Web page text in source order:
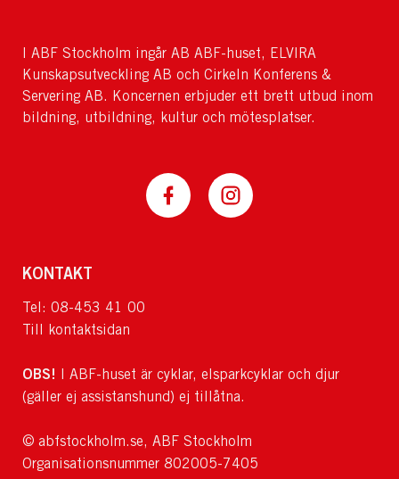
I ABF Stockholm ingår AB ABF-huset, ELVIRA
Kunskapsutveckling AB och Cirkeln Konferens &
Servering AB. Koncernen erbjuder ett brett utbud inom
bildning, utbildning, kultur och mötesplatser.
KONTAKT
Tel: 08-453 41 00
Till kontaktsidan
OBS! I ABF-huset är cyklar, elsparkcyklar och djur
(gäller ej assistanshund) ej tillåtna.
© abfstockholm.se, ABF Stockholm
Organisationsnummer 802005-7405